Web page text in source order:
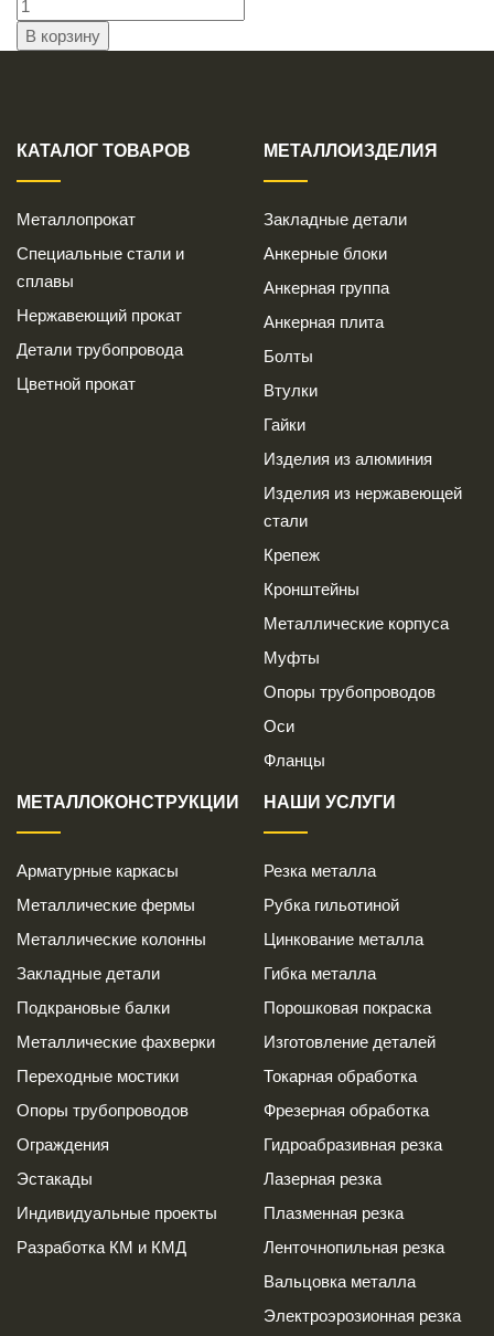
КАТАЛОГ ТОВАРОВ
Металлопрокат
Специальные стали и
сплавы
Нержавеющий прокат
Детали трубопровода
Цветной прокат
МЕТАЛЛОИЗДЕЛИЯ
Закладные детали
Анкерные блоки
Анкерная группа
Анкерная плита
Болты
Втулки
Гайки
Изделия из алюминия
Изделия из нержавеющей
стали
Крепеж
Кронштейны
Металлические корпуса
Муфты
Опоры трубопроводов
Оси
Фланцы
МЕТАЛЛОКОНСТРУКЦИИ
Арматурные каркасы
Металлические фермы
Металлические колонны
Закладные детали
Подкрановые балки
Металлические фахверки
Переходные мостики
Опоры трубопроводов
Ограждения
Эстакады
Индивидуальные проекты
Разработка КМ и КМД
НАШИ УСЛУГИ
Резка металла
Рубка гильотиной
Цинкование металла
Гибка металла
Порошковая покраска
Изготовление деталей
Токарная обработка
Фрезерная обработка
Гидроабразивная резка
Лазерная резка
Плазменная резка
Ленточнопильная резка
Вальцовка металла
Электроэрозионная резка